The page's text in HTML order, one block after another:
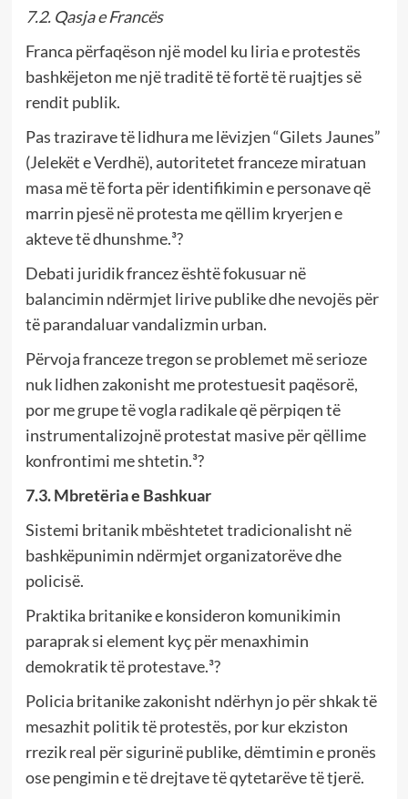
7.2. Qasja e Francës
Franca përfaqëson një model ku liria e protestës
bashkëjeton me një traditë të fortë të ruajtjes së
rendit publik.
Pas trazirave të lidhura me lëvizjen “Gilets Jaunes”
(Jelekët e Verdhë), autoritetet franceze miratuan
masa më të forta për identifikimin e personave që
marrin pjesë në protesta me qëllim kryerjen e
akteve të dhunshme.³?
Debati juridik francez është fokusuar në
balancimin ndërmjet lirive publike dhe nevojës për
të parandaluar vandalizmin urban.
Përvoja franceze tregon se problemet më serioze
nuk lidhen zakonisht me protestuesit paqësorë,
por me grupe të vogla radikale që përpiqen të
instrumentalizojnë protestat masive për qëllime
konfrontimi me shtetin.³?
7.3. Mbretëria e Bashkuar
Sistemi britanik mbështetet tradicionalisht në
bashkëpunimin ndërmjet organizatorëve dhe
policisë.
Praktika britanike e konsideron komunikimin
paraprak si element kyç për menaxhimin
demokratik të protestave.³?
Policia britanike zakonisht ndërhyn jo për shkak të
mesazhit politik të protestës, por kur ekziston
rrezik real për sigurinë publike, dëmtimin e pronës
ose pengimin e të drejtave të qytetarëve të tjerë.